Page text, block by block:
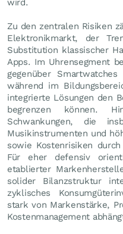
wird.
Zu den zentralen Risiken
Elektronikmarkt, der
Substitution klassischer
Apps. Im Uhrensegment
gegenüber
während im
integrierte Lösungen den
begrenzen können.
Schwankungen, die
Musikinstrumenten und
sowie Kostenrisiken
Für eher defensiv
etablierter
solider Bilanzstruktur
zyklisches
stark von Markenstärke,
Kostenmanagement